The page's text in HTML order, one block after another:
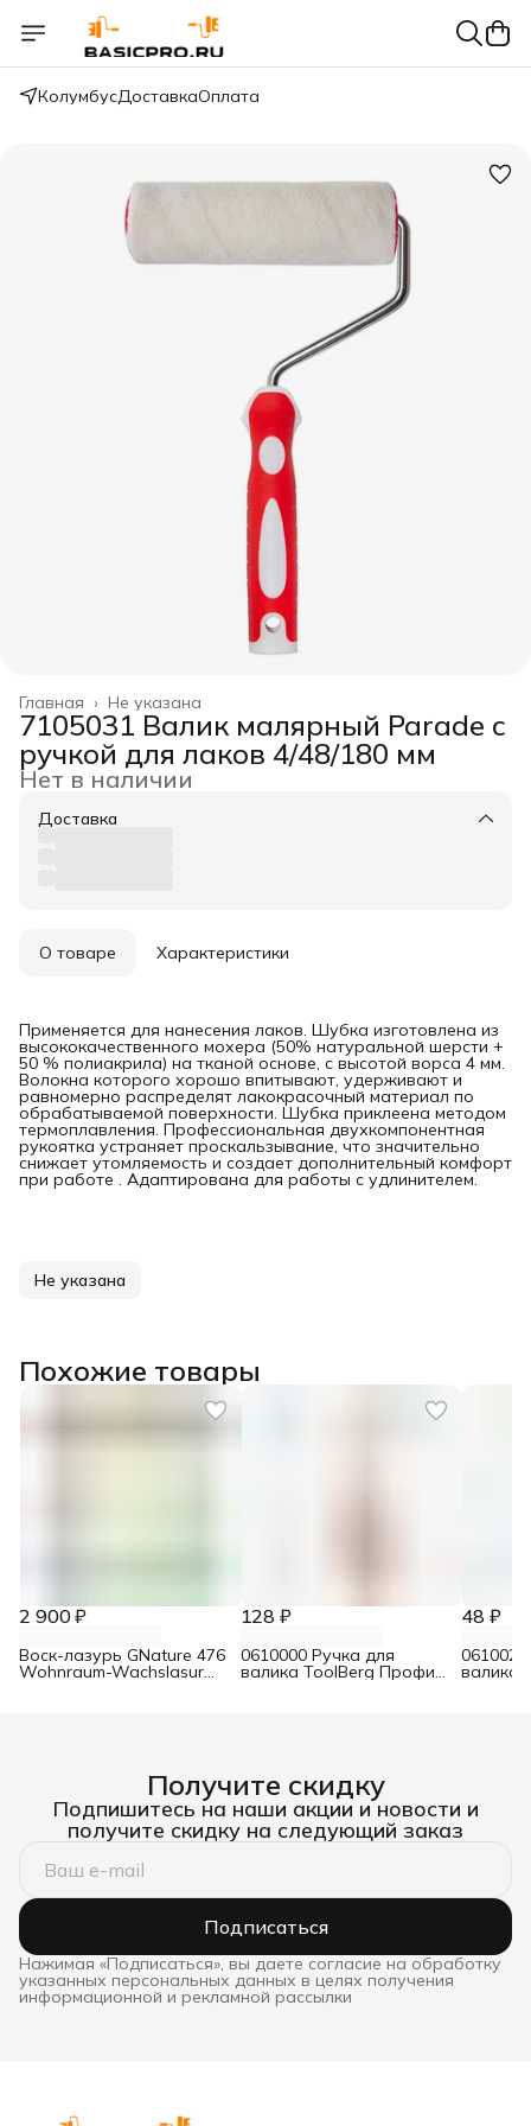
КолумбусДоставкаОплата
Не указана
Главная ›
7105031 Валик малярный Parade с
ручкой для лаков 4/48/180 мм
Нет в наличии
Доставка
О товаре Характеристики
Применяется для нанесения лаков. Шубка изготовлена из
высококачественного мохера (50% натуральной шерсти +
50 % полиакрила) на тканой основе, с высотой ворса 4 мм.
Волокна которого хорошо впитывают, удерживают и
равномерно распределят лакокрасочный материал по
обрабатываемой поверхности. Шубка приклеена методом
термоплавления. Профессиональная двухкомпонентная
рукоятка устраняет проскальзывание, что значительно
снижает утомляемость и создает дополнительный комфорт
при работе . Адаптирована для работы с удлинителем.
Не указана
Похожие товары
2 900 ₽
Воск-лазурь GNature 476
Wohnraum-Wachslasur
128 ₽
0610000 Ручка для
валика ToolBerg Профи
48 ₽
валика
Получите скидку
Подпишитесь на наши акции и новости и
получите скидку на следующий заказ
Подписаться
Нажимая «Подписаться», вы даете согласие на обработку
указанных персональных данных в целях получения
информационной и рекламной рассылки